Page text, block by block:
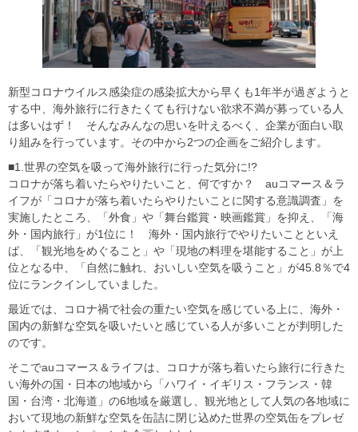
新型コロナウイルス感染症の感染拡大から早くも1年半が過ぎようと
する中、海外旅行に行きたくても行けない欲求不満が募っている人
は多いはず！ そんなみんなの思いを叶えるべく、企業が面白い取
り組みを行っています。その中から2つの企画をご紹介します。
■1.世界の空気を吸って海外旅行に行った気分に!?
コロナが落ち着いたらやりたいこと、何ですか？ auコマース＆ラ
イフが「コロナが落ち着いたらやりたいことに関する意識調査」を
実施したところ、「外食」や「舞台鑑賞・映画鑑賞」を抑え、「海
外・国内旅行」が1位に！ 海外・国内旅行でやりたいことといえ
ば、「観光地をめぐること」や「現地の料理を堪能すること」が上
位となる中、「自然に触れ、おいしい空気を吸うこと」が45.8％で4
位にランクインしていました。
最近では、コロナ禍で社会の重たい空気を感じている上に、海外・
国内の新鮮な空気を吸いたいと感じている人が多いことが判明した
のです。
そこでauコマース＆ライフは、コロナが落ち着いたら旅行に行きた
い海外の国・日本の地域から「ハワイ・イギリス・フランス・韓
国・台湾・北海道」の6地域を厳選し、観光地として人気の各地域に
おいて現地の新鮮な空気を缶詰に閉じ込めた世界の空気缶をプレゼ